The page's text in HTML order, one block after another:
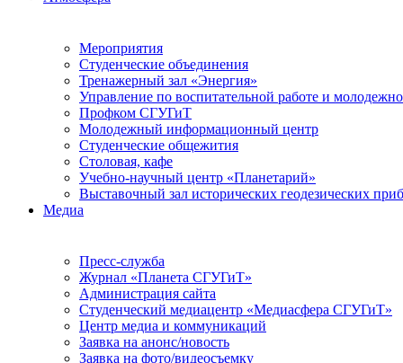
Мероприятия
Студенческие объединения
Тренажерный зал «Энергия»
Управление по воспитательной работе и
Профком СГУГиТ
Молодежный информационный центр
Студенческие общежития
Столовая, кафе
Учебно-научный центр «Планетарий»
Выставочный зал исторических геодезических
Медиа
Пресс-служба
Журнал «Планета СГУГиТ»
Администрация сайта
Студенческий медиацентр «Медиасфера СГУГиТ»
Центр медиа и коммуникаций
Заявка на анонс/новость
Заявка на фото/видеосъемку